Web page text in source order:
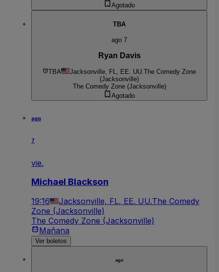
Agotado
TBA
ago 7
Ryan Davis
TBA Jacksonville, FL, EE. UU. The Comedy Zone
(Jacksonville)
The Comedy Zone (Jacksonville)
Agotado
ago
7
vie.
Michael Blackson
19:16 Jacksonville, FL, EE. UU.The Comedy
Zone (Jacksonville)
The Comedy Zone (Jacksonville)
Mañana
Ver boletos
ago